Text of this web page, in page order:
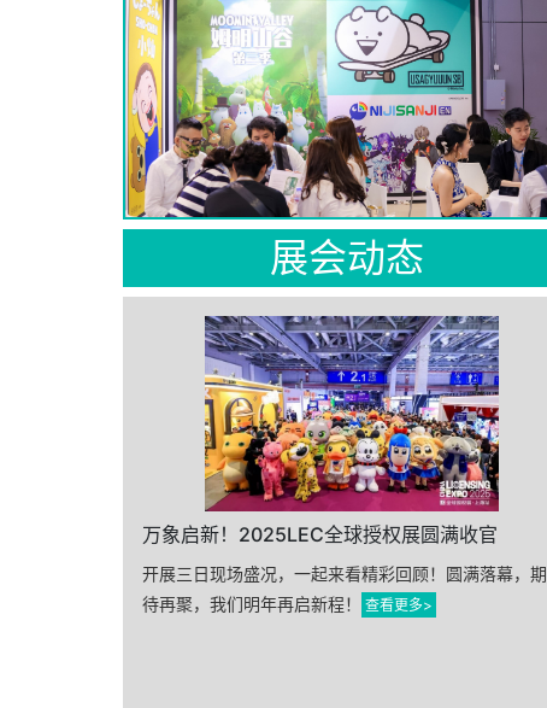
展会动态
万象启新！2025LEC全球授权展圆满收官
开展三日现场盛况，一起来看精彩回顾！圆满落幕，期
待再聚，我们明年再启新程！
查看更多>